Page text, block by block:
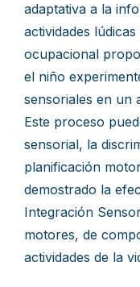
adaptativa a la
actividades
ocupacional
el niño
sensoriales en un
Este proceso
sensorial, la
planificación
demostrado la
Integración
motores, de
actividades de la